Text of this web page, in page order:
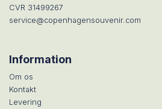
CVR 31499267
service@copenhagensouvenir.com
Information
Om os
Kontakt
Levering